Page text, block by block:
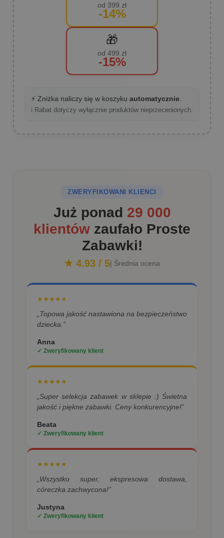
od 399 zł
-14%
🎁
od 499 zł
-15%
⚡ Zniżka naliczy się w koszyku automatycznie
ℹ️ Rabat dotyczy wyłącznie produktów nieprzecenionych.
ZWERYFIKOWANI KLIENCI
Już ponad 29 000
klientów zaufało Proste
Zabawki!
★ 4.93 / 5| Średnia ocena
★★★★★
„Topowa jakość nastawiona na bezpieczeństwo
dziecka.”
Anna
✓ Zweryfikowany klient
★★★★★
„Super selekcja zabawek w sklepie :) Świetna
jakość i piękne zabawki. Ceny konkurencyjne!”
Beata
✓ Zweryfikowany klient
★★★★★
„Wszystko super, ekspresowa dostawa,
córeczka zachwycona!”
Justyna
✓ Zweryfikowany klient